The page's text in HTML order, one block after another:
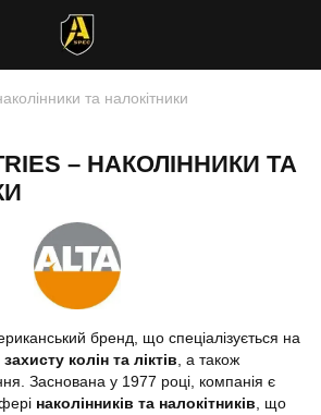
та налокітники
– НАКОЛІННИКИ ТА
бренд, що спеціалізується на
колін та ліктів , а також
Заснована у 1977 році, компанія є
наколінників та налокітників , що